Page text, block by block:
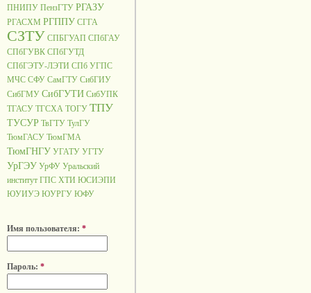
ПНИПУ ПензГТУ РГАЗУ
РГАСХМ РГППУ СГГА
СЗТУ СПБГУАП СПбГАУ
СПбГУВК СПбГУТД
СПбГЭТУ-ЛЭТИ СПб УГПС
МЧС СФУ СамГТУ СибГИУ
СибГМУ СибГУТИ СибУПК
ТГАСУ ТГСХА ТОГУ ТПУ
ТУСУР ТвГТУ ТулГУ
ТюмГАСУ ТюмГМА
ТюмГНГУ УГАТУ УГТУ
УрГЭУ УрФУ Уральский
институт ГПС ХТИ ЮСИЭПИ
ЮУИУЭ ЮУРГУ ЮФУ
Имя пользователя: *
Пароль: *